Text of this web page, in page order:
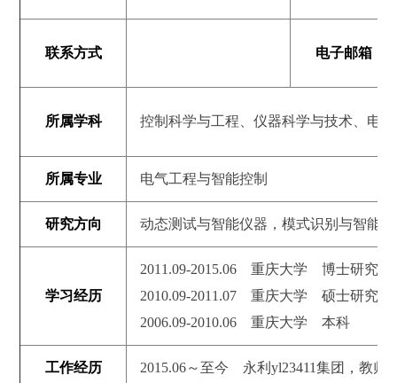
联系方式 电子邮箱
所属学科 控制科学与工程、仪器科学与技术、电
所属专业 电气工程与智能控制
研究方向 动态测试与智能仪器，模式识别与智能
学习经历
2011.09-2015.06 重庆大学 博士研究生
2010.09-2011.07 重庆大学 硕士研究生
2006.09-2010.06 重庆大学 本科
工作经历 2015.06～至今 永利yl23411集团，教师